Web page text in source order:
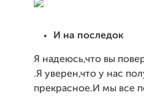
И на последок
Я надеюсь,что вы
.Я уверен,что у нас
прекрасное.И мы все